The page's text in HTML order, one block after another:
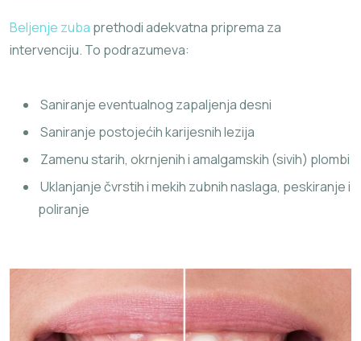
Beljenje zuba prethodi adekvatna priprema za
intervenciju. To podrazumeva:
Saniranje eventualnog zapaljenja desni
Saniranje postojećih karijesnih lezija
Zamenu starih, okrnjenih i amalgamskih (sivih) plombi
Uklanjanje čvrstih i mekih zubnih naslaga, peskiranje i
poliranje